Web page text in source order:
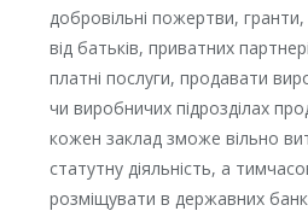
добровільні пожертви,
від батьків, приватних
платні послуги, продавати
чи виробничих підрозділах
кожен заклад зможе вільно
статутну діяльність, а
розміщувати в державних